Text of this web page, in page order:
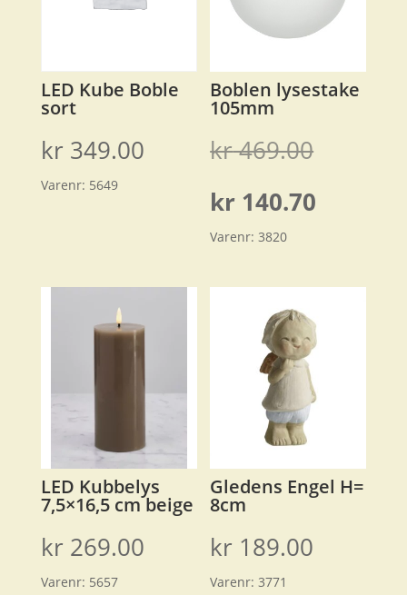
LED Kube Boble
sort
kr 349.00
Varenr: 5649
Boblen lysestake
105mm
kr469.00
pris
kr
kr 140.70
er:
kr
Varenr:3820
LED Kubbelys
7,5×16,5 cm beige
kr 269.00
Varenr: 5657
Gledens Engel H=
8cm
kr 189.00
Varenr:3771